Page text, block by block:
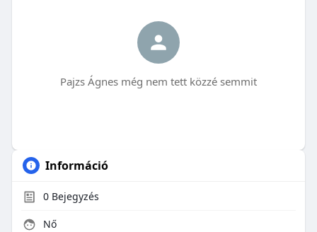
Pajzs Ágnes még nem tett közzé semmit
Információ
0Bejegyzés
Nő